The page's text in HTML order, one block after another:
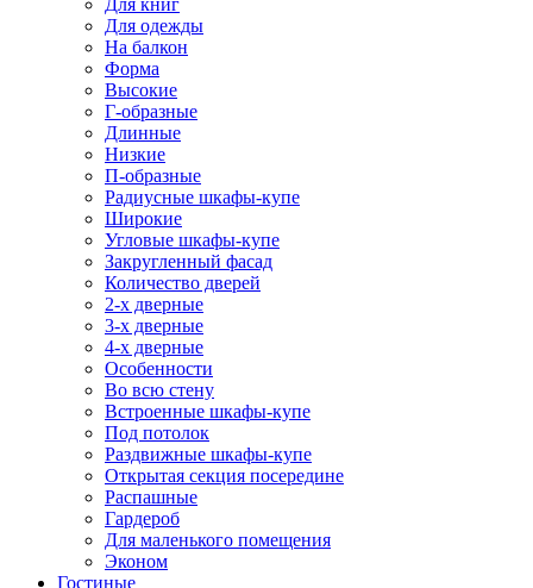
Для книг
Для одежды
На балкон
Форма
Высокие
Г-образные
Длинные
Низкие
П-образные
Радиусные шкафы-купе
Широкие
Угловые шкафы-купе
Закругленный фасад
Количество дверей
2-х дверные
3-х дверные
4-х дверные
Особенности
Во всю стену
Встроенные шкафы-купе
Под потолок
Раздвижные шкафы-купе
Открытая секция посередине
Распашные
Гардероб
Для маленького помещения
Эконом
Гостиные